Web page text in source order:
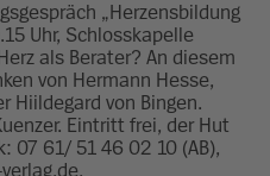
„Herzensbildung
Uhr, Schlosskapelle
als Berater? An diesem
von Hermann Hesse,
Hiildegard von Bingen.
Eintritt frei, der Hut
07 61/ 51 46 02 10 (AB),